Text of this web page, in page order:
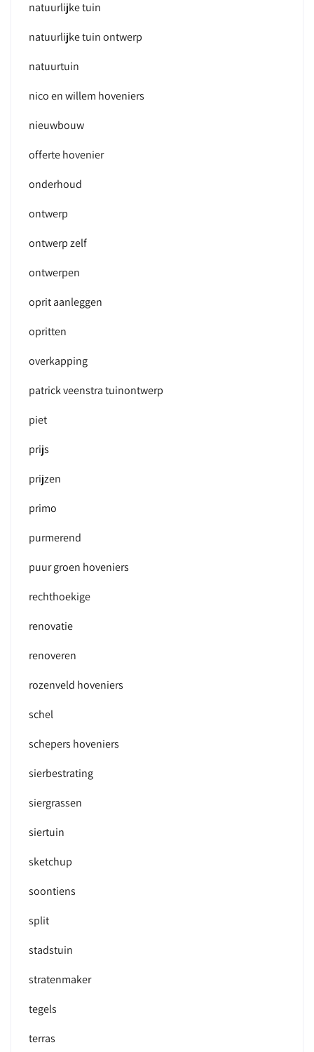
natuurlijke tuin
natuurlijke tuin ontwerp
natuurtuin
nico en willem hoveniers
nieuwbouw
offerte hovenier
onderhoud
ontwerp
ontwerp zelf
ontwerpen
oprit aanleggen
opritten
overkapping
patrick veenstra tuinontwerp
piet
prijs
prijzen
primo
purmerend
puur groen hoveniers
rechthoekige
renovatie
renoveren
rozenveld hoveniers
schel
schepers hoveniers
sierbestrating
siergrassen
siertuin
sketchup
soontiens
split
stadstuin
stratenmaker
tegels
terras